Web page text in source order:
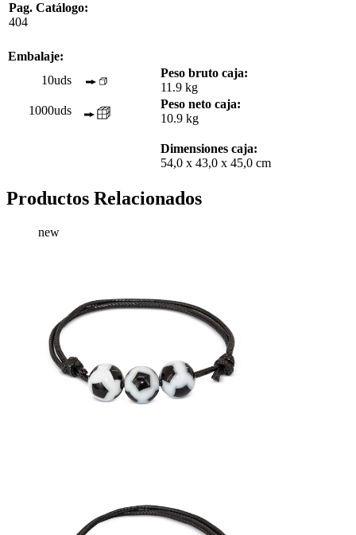
Pag. Catálogo:
404
Embalaje:
10uds
Peso bruto caja:
11.9 kg
1000uds
Peso neto caja:
10.9 kg
Dimensiones caja:
54,0 x 43,0 x 45,0 cm
Productos Relacionados
new